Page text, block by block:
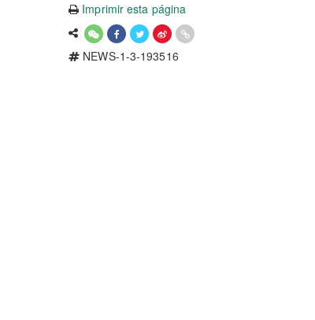
Imprimir esta página
NEWS-1-3-193516